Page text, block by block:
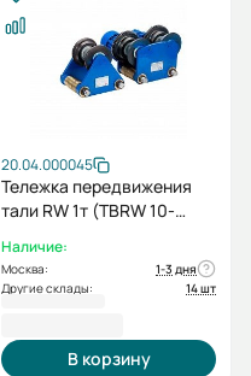
20.04.000045
Тележка передвижения
тали RW 1т (TBRW 10-
(IBRW 10-05/10)
Наличие:
Москва:
1-3 дня
Другие склады:
14 шт
В корзину